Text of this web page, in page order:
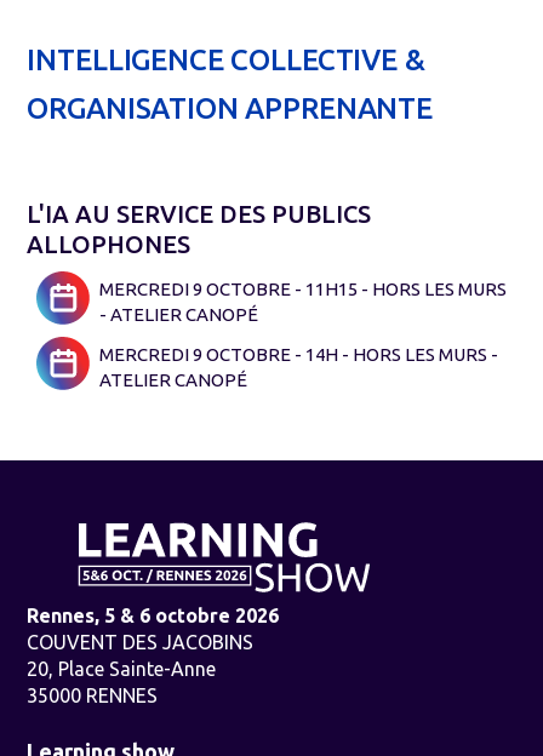
INTELLIGENCE COLLECTIVE &
ORGANISATION APPRENANTE
L'IA AU SERVICE DES PUBLICS
ALLOPHONES
MERCREDI 9 OCTOBRE - 11H15 - HORS LES MURS
- ATELIER CANOPÉ
MERCREDI 9 OCTOBRE - 14H - HORS LES MURS -
ATELIER CANOPÉ
Rennes, 5 & 6 octobre 2026
COUVENT DES JACOBINS
20, Place Sainte-Anne
35000 RENNES
Learning show